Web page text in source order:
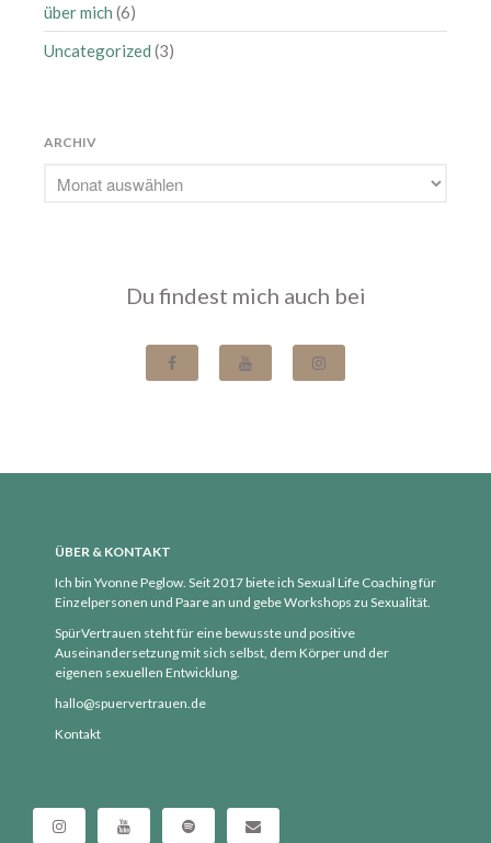
über mich (6)
Uncategorized (3)
ARCHIV
Du findest mich auch bei
ÜBER & KONTAKT
Ich bin Yvonne Peglow. Seit 2017 biete ich Sexual Life Coaching für
Einzelpersonen und Paare an und gebe Workshops zu Sexualität.
SpürVertrauen steht für eine bewusste und positive
Auseinandersetzung mit sich selbst, dem Körper und der
eigenen sexuellen Entwicklung.
hallo@spuervertrauen.de
Kontakt